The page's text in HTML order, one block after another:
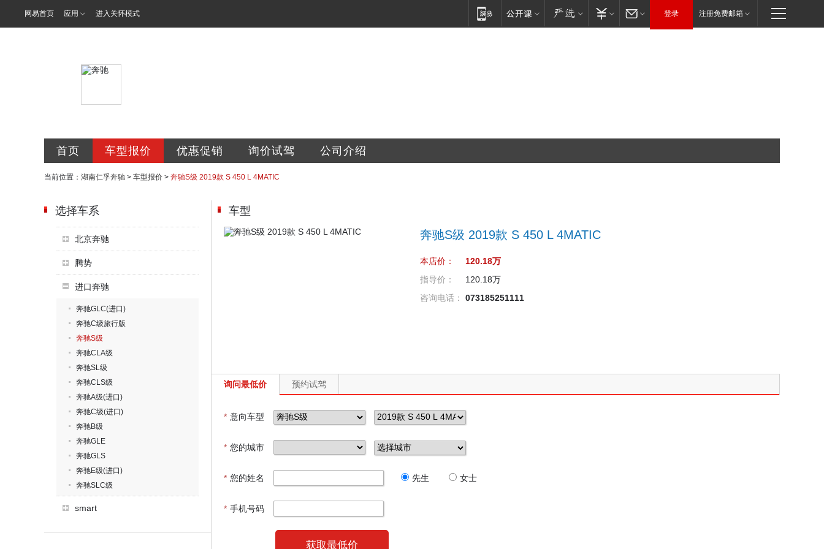
网易首页 应用 进入关怀模式 登录 注册免费邮箱
首页 车型报价 优惠促销 询价试驾 公司介绍
当前位置： 湖南仁孚奔驰 > 车型报价 > 奔驰S级 2019款 S 450 L 4MATIC
选择车系
北京奔驰
腾势
进口奔驰
奔驰GLC(进口)
奔驰C级旅行版
奔驰S级
奔驰CLA级
奔驰SL级
奔驰CLS级
奔驰A级(进口)
奔驰C级(进口)
奔驰B级
奔驰GLE
奔驰GLS
奔驰E级(进口)
奔驰SLC级
smart
车型
奔驰S级 2019款 S 450 L 4MATIC
本店价：
120.18万
指导价：
120.18万
咨询电话：
073185251111
询问最低价 预约试驾
* 意向车型
* 您的城市
* 您的姓名 先生 女士
* 手机号码
获取最低价